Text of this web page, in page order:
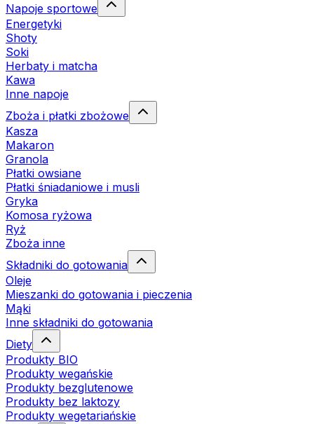
Napoje sportowe
Energetyki
Shoty
Soki
Herbaty i matcha
Kawa
Inne napoje
Zboża i płatki zbożowe
Kasza
Makaron
Granola
Płatki owsiane
Płatki śniadaniowe i musli
Gryka
Komosa ryżowa
Ryż
Zboża inne
Składniki do gotowania
Oleje
Mieszanki do gotowania i pieczenia
Mąki
Inne składniki do gotowania
Diety
Produkty BIO
Produkty wegańskie
Produkty bezglutenowe
Produkty bez laktozy
Produkty wegetariańskie